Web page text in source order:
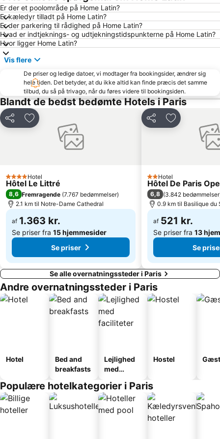
Stade de France stadion
Orly lufthavn(ORY)
Gare de Lyon togstation
11 Arrondissement de Popincourt
Montparnasse
8 Arrondissement de l'Élysée
Notre-Dame Cathedral
Triumfbuen
7 Arrondissement du Palais Bourbon
2 Arrondissement de la Bourse
Louvre
Notre-Dame
La Bastille
Gare du Nord Metro Station
Gare de l'Est togstation
16 Arrondissement de Passy
15 Arrondissement de Vaugirard
17 Arrondissement des Batignolles-Monceaux
St-Germain-des-Prés
La Défense
Roland-Garros stadion
Palais Garnier Opera National de Paris
Asterix Park
Walt Disney Studios
Disney Village
Moulin Rouge
19 Arrondissement des Buttes-Chaumont
La Sorbonne
14 Arrondissement de l'Observatoire
Er der et poolområde på Home Latin?
Er kæledyr tilladt på Home Latin?
Er der parkering til rådighed på Home Latin?
Hvad er indtjeknings- og udtjekningstidspunkterne på Home Latin?
Hvor ligger Home Latin?
Vis flere
De priser og ledige datoer, vi modtager fra bookingsider, ændrer sig
hele tiden. Det betyder, at du ikke altid kan finde præcis det samme
tilbud, du så på trivago, når du føres videre til bookingsiden.
Blandt de bedst bedømte Hotels i Paris
Del Føj til favoritter
4 Stjerner
Hotel
Hôtel Le Littré
8,6 Fremragende (7.767 bedømmelser)
2.1 km til Notre-Dame Cathedral
af 1.363 kr.
Se priser fra 15 hjemmesider
Se priser
Del Føj til
2 Stjerner
Hotel
Hôtel De Paris
6,8 (3.842 bedømmelser
0.9 km til Basilique du
af 521 kr.
Se priser fra 13
Se
Se alle overnatningssteder i Paris
Andre overnatningssteder i Paris
Hotel
Bed and
breakfasts
Lejlighed
med
Hostel
Populære hotelkategorier i Paris